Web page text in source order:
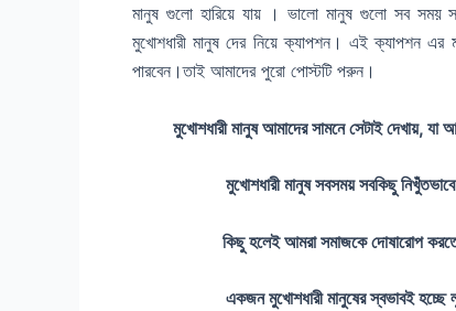
মানুষ গুলো হারিয়ে যায় । ভালো মানুষ গুলো সব
মুখোশধারী মানুষ দের নিয়ে ক্যাপশন। এই ক্যাপশন এর
পারবেন।তাই আমাদের পুরো পোস্টটি পরুন।
মুখোশধারী মানুষ আমাদের সামনে সেটাই দেখায়,
মুখোশধারী মানুষ সবসময় সবকিছু
কিছু হলেই আমরা সমাজকে দোষারোপ
একজন মুখোশধারী মানুষের স্বভাবই